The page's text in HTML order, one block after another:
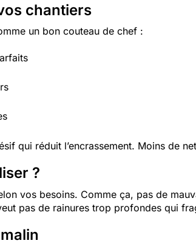
chantiers
un bon couteau de chef :
qui réduit l’encrassement. Moins de
?
vos besoins. Comme ça, pas de
pas de rainures trop profondes qui